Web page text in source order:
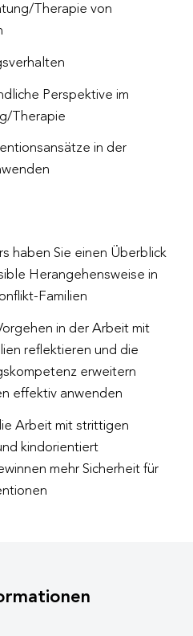
Therapie von
Perspektive im
Therapie
in der
haben Sie einen Überblick
Herangehensweise in
Familien
in der Arbeit mit
reflektieren und die
erweitern
effektiv anwenden
Arbeit mit strittigen
kindorientiert
mehr Sicherheit für